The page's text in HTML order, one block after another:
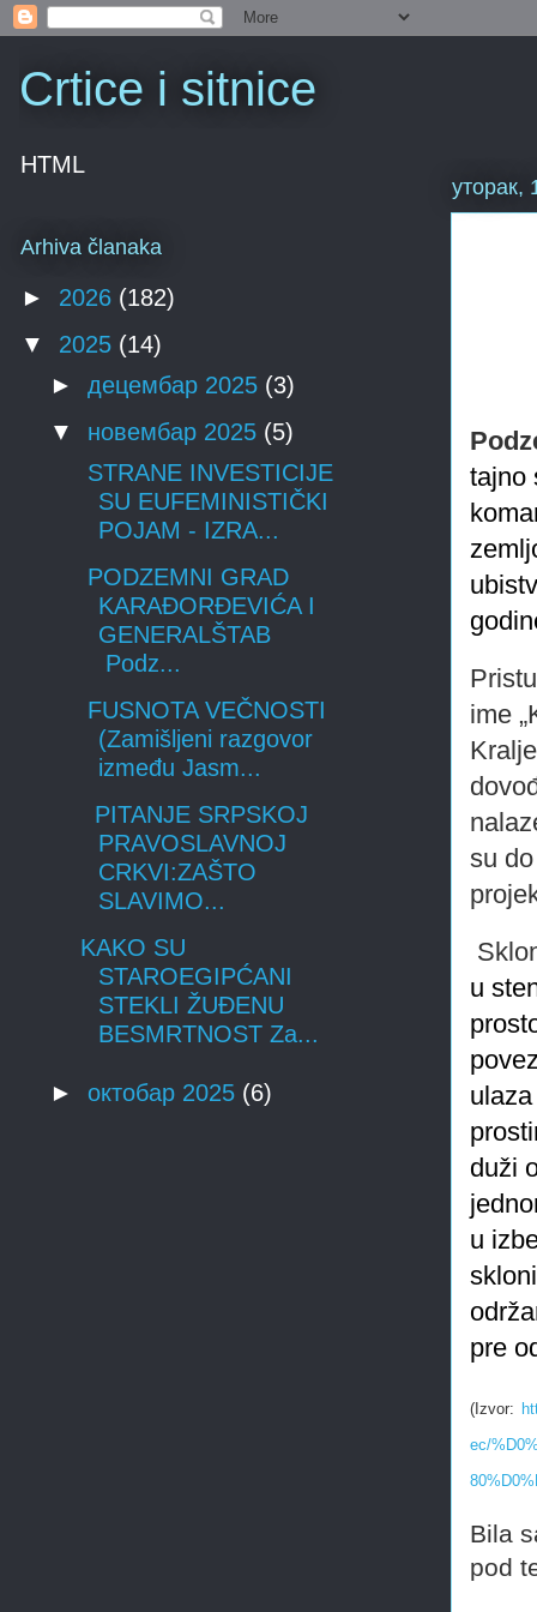
Crtice i sitnice
уторак,
tajno
ime
su
u
duži
u
pre
( Izvor:
ec/
Bila
pod
HTML
Arhiva članaka
► 2026 (182)
▼ 2025 (14)
► децембар 2025 (3)
▼ новембар 2025 (5)
STRANE INVESTICIJE
SU EUFEMINISTIČKI
POJAM - IZRA...
PODZEMNI GRAD
KARAĐORĐEVIĆA I
GENERALŠTAB
Podz...
FUSNOTA VEČNOSTI
(Zamišljeni razgovor
između Jasm...
PITANJE SRPSKOJ
PRAVOSLAVNOJ
CRKVI:ZAŠTO
SLAVIMO...
KAKO SU
STAROEGIPĆANI
STEKLI ŽUĐENU
BESMRTNOST Za...
► октобар 2025 (6)